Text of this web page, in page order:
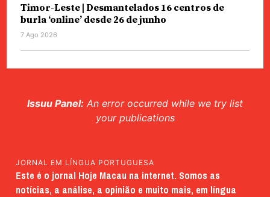
Timor-Leste | Desmantelados 16 centros de
burla ‘online’ desde 26 de junho
7 Ago 2026
Issuu Panel: An error occurred while we try list
your publications
JORNAL EM LÍNGUA PORTUGUESA
Este é o jornal Hoje Macau na internet. Somos as
notícias, a análise, a opinião e muito mais, em língua